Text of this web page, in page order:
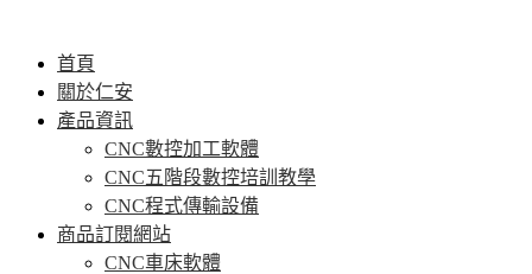
首頁
關於仁安
產品資訊
CNC數控加工軟體
CNC五階段數控培訓教學
CNC程式傳輸設備
商品訂閱網站
CNC車床軟體